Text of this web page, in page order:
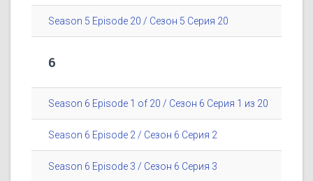
Season 5 Episode 20 / Сезон 5 Серия 20
6
Season 6 Episode 1 of 20 / Сезон 6 Серия 1 из 20
Season 6 Episode 2 / Сезон 6 Серия 2
Season 6 Episode 3 / Сезон 6 Серия 3